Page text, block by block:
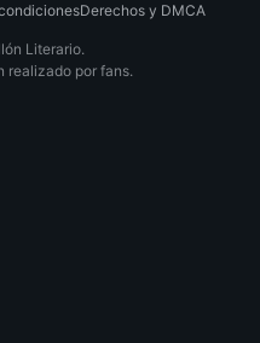
Derechos y DMCA
Literario.
realizado por fans.